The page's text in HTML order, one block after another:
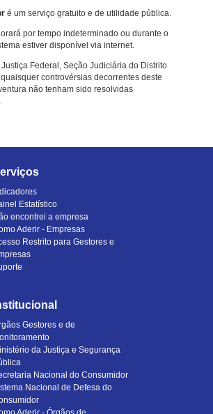
é um serviço gratuito e de utilidade pública.
por tempo indeterminado ou durante o
estiver disponível via internet.
Federal, Seção Judiciária do Distrito
controvérsias decorrentes deste
não tenham sido resolvidas
Estatístico
encontrei a empresa
Aderir - Empresas
Restrito para Gestores e
Gestores e de
da Justiça e Segurança
Nacional do Consumidor
Nacional de Defesa do